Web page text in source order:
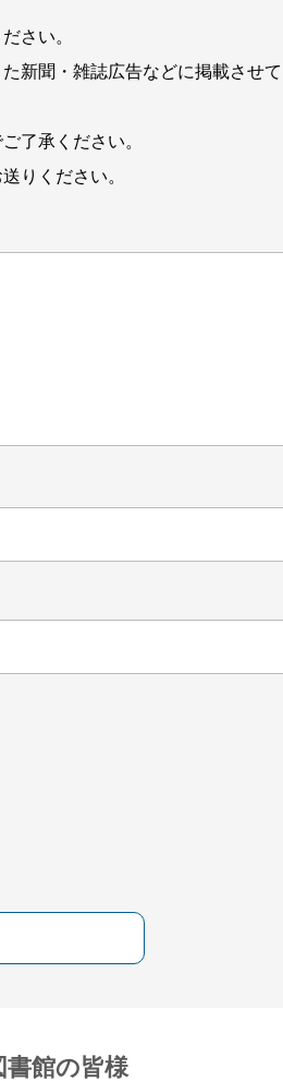
さい。
新聞・雑誌広告などに掲載させて
了承ください。
りください。
書館の皆様